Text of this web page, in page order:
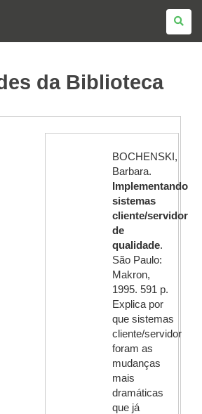
da Biblioteca
BOCHENSKI,
Barbara.
Implementando
sistemas
cliente/servidor
de
qualidade.
São Paulo:
Makron,
1995. 591 p.
Explica por
que sistemas
cliente/servidor
foram as
mudanças
mais
dramáticas
que já